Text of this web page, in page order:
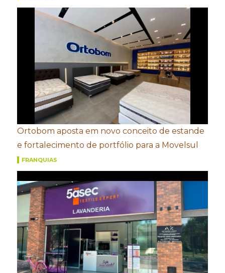
Ortobom aposta em novo conceito de estande
e fortalecimento de portfólio para a Movelsul
FRANQUIAS